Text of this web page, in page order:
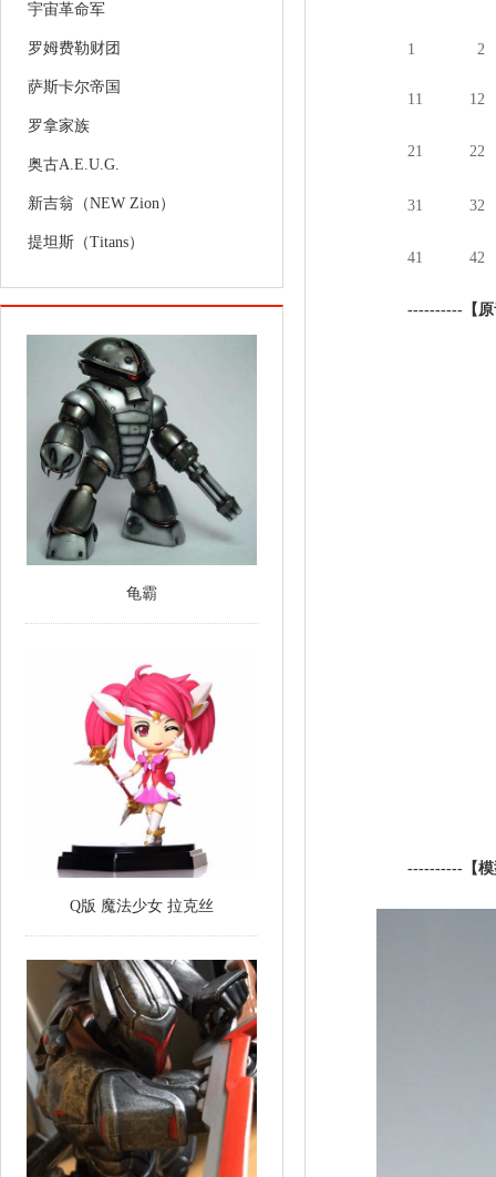
宇宙革命军
罗姆费勒财团
萨斯卡尔帝国
罗拿家族
奥古A.E.U.G.
新吉翁（NEW Zion）
提坦斯（Titans）
龟霸
Q版 魔法少女 拉克丝
1 2
11 12
21 22
31 32
41 42
---------- 【
---------- 【